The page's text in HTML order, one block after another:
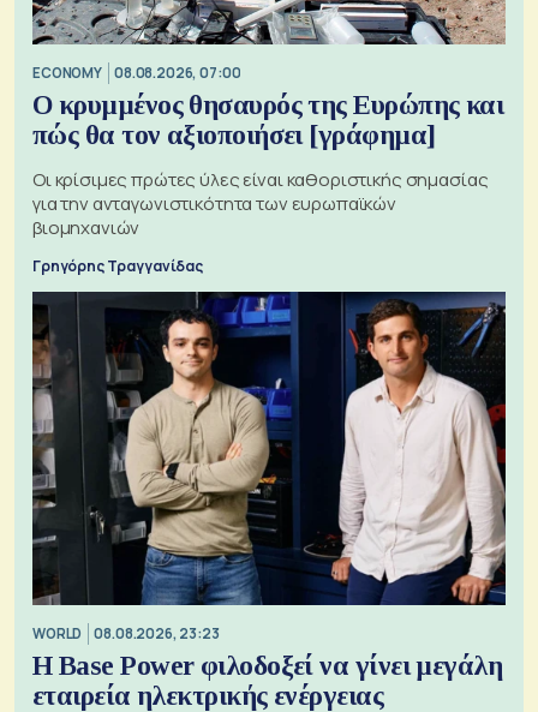
ECONOMY 08.08.2026, 07:00
Ο κρυμμένος θησαυρός της Ευρώπης και
πώς θα τον αξιοποιήσει [γράφημα]
Οι κρίσιμες πρώτες ύλες είναι καθοριστικής σημασίας
για την ανταγωνιστικότητα των ευρωπαϊκών
βιομηχανιών
Γρηγόρης Τραγγανίδας
WORLD 08.08.2026, 23:23
Η Base Power φιλοδοξεί να γίνει μεγάλη
εταιρεία ηλεκτρικής ενέργειας